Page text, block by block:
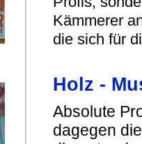
Kämmerer
die sich für
Holz -
Absolute
dagegen